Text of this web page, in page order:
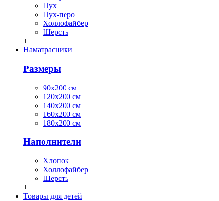
Пух
Пух-перо
Холлофайбер
Шерсть
+
Наматрасники
Размеры
90х200 см
120х200 см
140х200 см
160х200 см
180х200 см
Наполнители
Хлопок
Холлофайбер
Шерсть
+
Товары для детей